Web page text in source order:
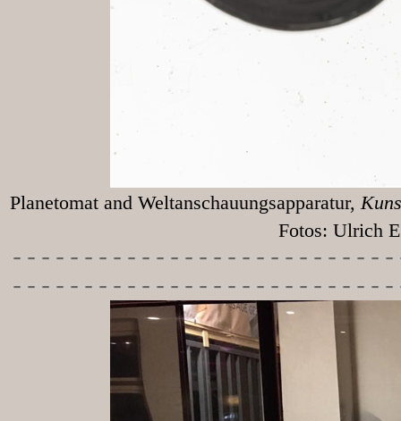
Planetomat and Weltanschauungsapparatur,
Fotos: Ulrich
-----------